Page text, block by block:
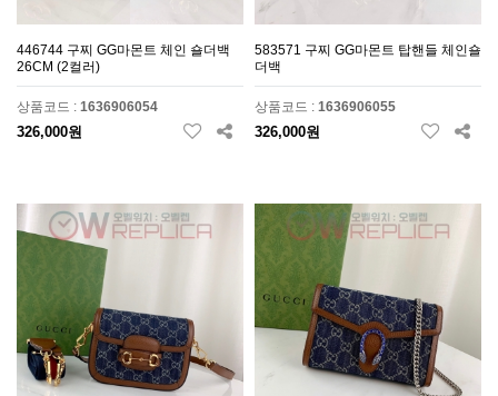
446744 구찌 GG마몬트 체인 숄더백
26CM (2컬러)
상품코드 : 1636906054
326,000원
583571 구찌 GG마몬트 탑핸들 체인숄
더백
상품코드 : 1636906055
326,000원